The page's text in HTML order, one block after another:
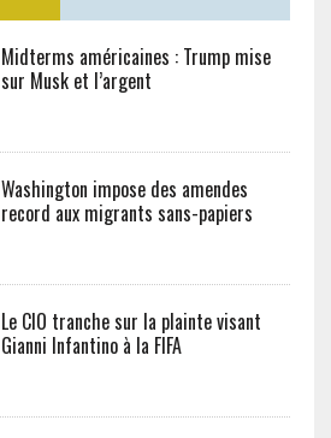
Midterms américaines : Trump mise
sur Musk et l’argent
Washington impose des amendes
record aux migrants sans-papiers
Le CIO tranche sur la plainte visant
Gianni Infantino à la FIFA